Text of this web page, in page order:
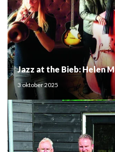
Jazz at the Bieb: Helen
3 oktober 2025